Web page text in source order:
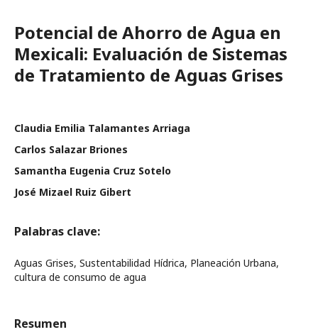
Potencial de Ahorro de Agua en
Mexicali: Evaluación de Sistemas
de Tratamiento de Aguas Grises
Claudia Emilia Talamantes Arriaga
Carlos Salazar Briones
Samantha Eugenia Cruz Sotelo
José Mizael Ruiz Gibert
Palabras clave:
Aguas Grises, Sustentabilidad Hídrica, Planeación Urbana,
cultura de consumo de agua
Resumen